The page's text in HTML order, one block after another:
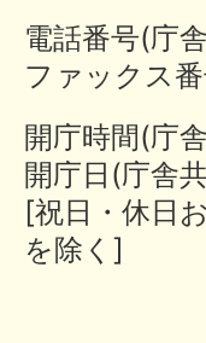
電話番号(庁
ファックス
開庁時間(庁
開庁日(庁舎
[祝日・休日
を除く]